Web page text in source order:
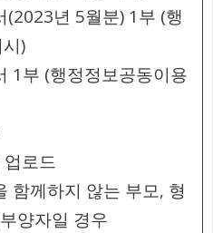
년 5월분) 1부 (행
)
1부 (행정정보공동이용
로드
함께하지 않는 부모, 형
양자일 경우